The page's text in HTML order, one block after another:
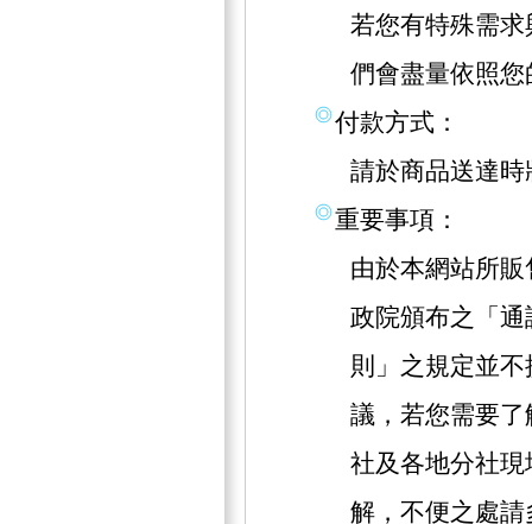
若您有特殊需
們會盡量依照
付款方式：
請於商品送達
重要事項：
由於本網站所
政院頒布之「
則」之規定並
議，若您需要
社及各地分社
解，不便之處